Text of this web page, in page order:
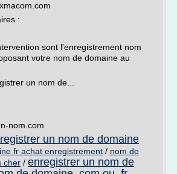
:
sont l'enregistrement nom
votre nom de domaine au
un nom de...
nom.com
un nom de domaine
fr achat enregistrement / nom de
cher / enregistrer un nom de